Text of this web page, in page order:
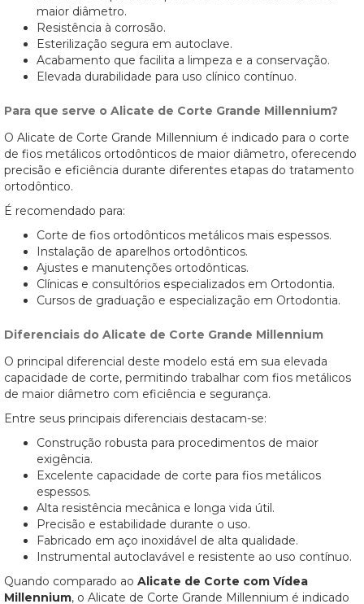
maior diâmetro.
Resistência à corrosão.
Esterilização segura em autoclave.
Acabamento que facilita a limpeza e a conservação.
Elevada durabilidade para uso clínico contínuo.
Para que serve o Alicate de Corte Grande Millennium?
O Alicate de Corte Grande Millennium é indicado para o corte
de fios metálicos ortodônticos de maior diâmetro, oferecendo
precisão e eficiência durante diferentes etapas do tratamento
ortodôntico.
É recomendado para:
Corte de fios ortodônticos metálicos mais espessos.
Instalação de aparelhos ortodônticos.
Ajustes e manutenções ortodônticas.
Clínicas e consultórios especializados em Ortodontia.
Cursos de graduação e especialização em Ortodontia.
Diferenciais do Alicate de Corte Grande Millennium
O principal diferencial deste modelo está em sua elevada
capacidade de corte, permitindo trabalhar com fios metálicos
de maior diâmetro com eficiência e segurança.
Entre seus principais diferenciais destacam-se:
Construção robusta para procedimentos de maior
exigência.
Excelente capacidade de corte para fios metálicos
espessos.
Alta resistência mecânica e longa vida útil.
Precisão e estabilidade durante o uso.
Fabricado em aço inoxidável de alta qualidade.
Instrumental autoclavável e resistente ao uso contínuo.
Quando comparado ao Alicate de Corte com Vídea
Millennium, o Alicate de Corte Grande Millennium é indicado